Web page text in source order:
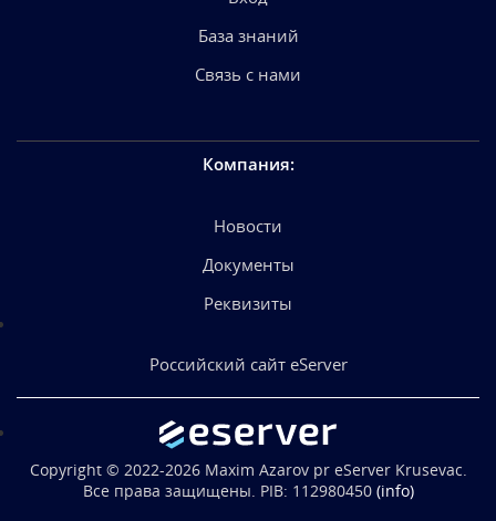
База знаний
Связь с нами
Компания:
Новости
Документы
Реквизиты
Российский сайт eServer
Copyright © 2022-2026 Maxim Azarov pr eServer Krusevac.
Все права защищены. PIB: 112980450 (info)